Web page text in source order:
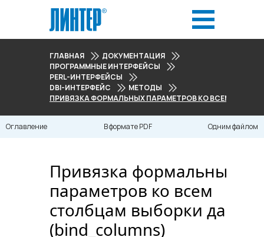
ГЛАВНАЯ
ДОКУМЕНТАЦИЯ
ПРОГРАММНЫЕ ИНТЕРФЕЙСЫ
PERL-ИНТЕРФЕЙСЫ
DBI-ИНТЕРФЕЙС
МЕТОДЫ
ПРИВЯЗКА ФОРМАЛЬНЫХ ПАРАМЕТРОВ КО ВСЕМ
Оглавление В формате PDF Одним файлом
Привязка формальных
параметров ко всем
столбцам выборки
(bind_columns)